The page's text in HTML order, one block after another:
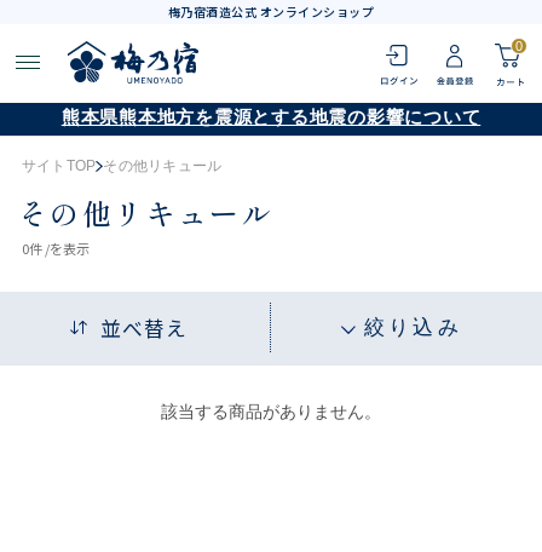
梅乃宿酒造公式 オンラインショップ
0
熊本県熊本地方を震源とする地震の影響について
サイトTOP その他リキュール
その他リキュール
0件 /を表示
並べ替え 絞り込み
該当する商品がありません。